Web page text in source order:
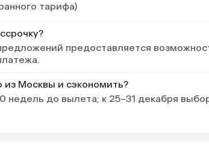
тарифа)
предоставляется
из Москвы и сэкономить?
недель до вылета; к 25–31 декабря